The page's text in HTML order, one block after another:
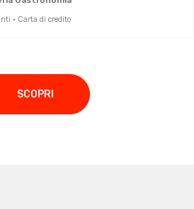
· Carta di credito
SCOPRI